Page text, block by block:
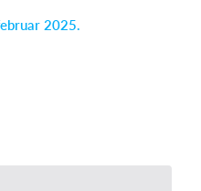
2025.